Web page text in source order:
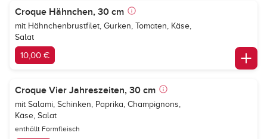
Croque Hähnchen, 30 cm
mit Hähnchenbrustfilet, Gurken, Tomaten, Käse,
Salat
10,00 €
Croque Vier Jahreszeiten, 30 cm
mit Salami, Schinken, Paprika, Champignons,
Käse, Salat
enthällt Formfleisch